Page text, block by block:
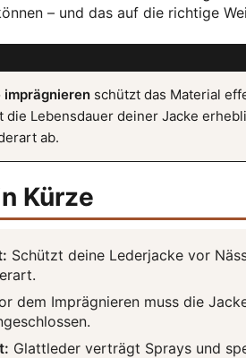
– und das auf die richtige
imprägnieren schützt das Material
Lebensdauer deiner Jacke
ab.
Kürze
Schützt deine Lederjacke vor
dem Imprägnieren muss die
Glattleder verträgt Sprays und